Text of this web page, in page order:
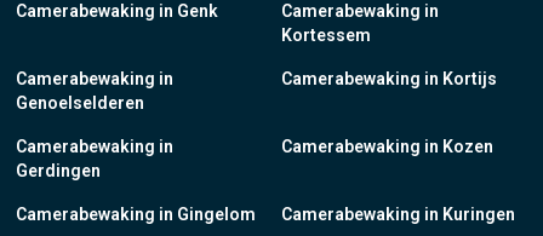
Camerabewaking in Genk
Camerabewaking in
Genoelselderen
Camerabewaking in
Gerdingen
Camerabewaking in Gingelom
Camerabewaking in
Kortessem
Camerabewaking in Kortijs
Camerabewaking in Kozen
Camerabewaking in Kuringen